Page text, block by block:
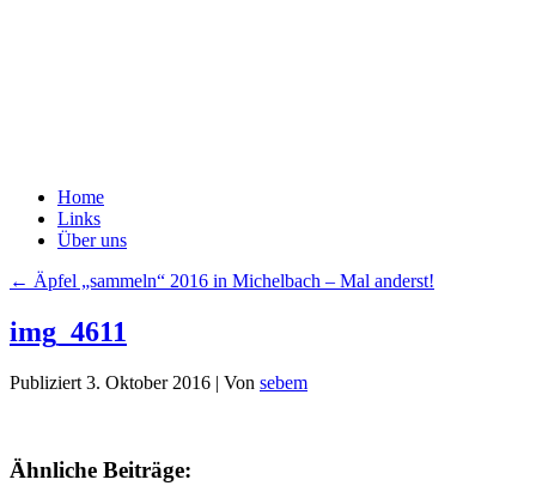
Home
Links
Über uns
← Äpfel „sammeln“ 2016 in Michelbach – Mal anderst!
img_4611
Publiziert 3. Oktober 2016 | Von sebem
Ähnliche Beiträge: